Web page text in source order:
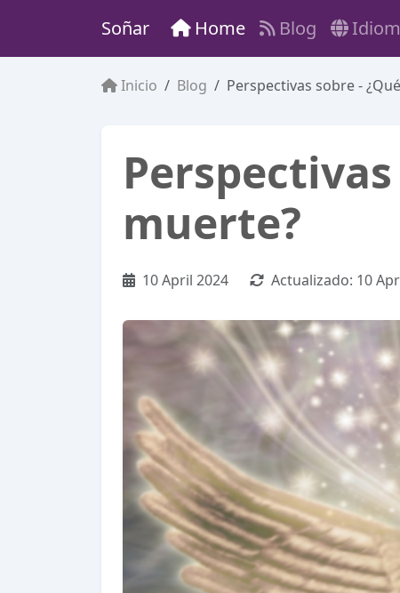
Soñar Home Blog
Inicio Blog Perspectivas sobre -
muerte?
10 April 2024 Actualizado: 10